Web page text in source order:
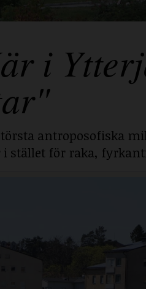
i
antroposofiska
stället för raka,